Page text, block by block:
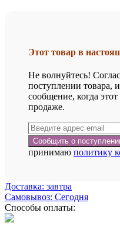
Этот товар в
Не волнуйтесь!
поступлении
сообщение, когда
продаже.
принимаю политику
Доставка: завтра
Самовывоз: Сегодня
Способы оплаты: